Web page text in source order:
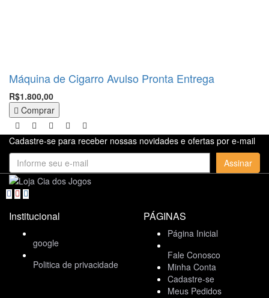
Máquina de Cigarro Avulso Pronta Entrega
R$1.800,00
Comprar
Cadastre-se para receber nossas novidades e ofertas por e-mail
Assinar
Institucional
google
Politica de privacidade
PÁGINAS
Página Inicial
Fale Conosco
Minha Conta
Cadastre-se
Meus Pedidos